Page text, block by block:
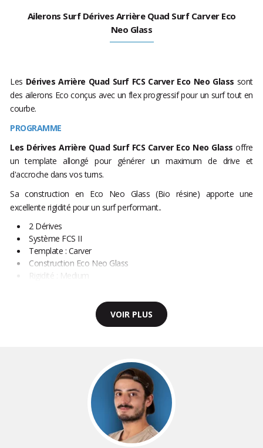
Ailerons Surf Dérives Arrière Quad Surf Carver Eco
Neo Glass
Les Dérives Arrière Quad Surf FCS Carver Eco Neo Glass sont
des ailerons Eco conçus avec un flex progressif pour un surf tout en
courbe.
PROGRAMME
Les Dérives Arrière Quad Surf FCS Carver Eco Neo Glass offre
un template allongé pour générer un maximum de drive et
d'accroche dans vos turns.
Sa construction en Eco Neo Glass (Bio résine) apporte une
excellente rigidité pour un surf performant..
2 Dérives
Système FCS II
Template : Carver
Construction Eco Neo Glass
Rigidité : Medium
VOIR PLUS